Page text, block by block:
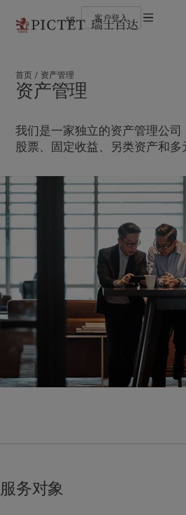
sg 客户登入
企业评级
加入我们
历史沿革
瑞士百达罗夏蒙园区
机构投资者
另类投资
资产服务
市场深度解读
负责任投资
负责任雇主
基金会
Belgique
Deutschland
France
Italia|
Luxembourg
(en)|
Luxemburg (de)
Monaco (fr)
| Schweiz
Svizzera
United Kingdom
日本
美洲
Bahamas
Canada (en)|Canada (fr)
中东
瑞士百达集团
瑞士百达集团合伙人
奖项
加入我们
瑞士百达罗夏蒙园区
个人
金融
业务范围
财富管理
另类投资
资产服务
洞
最
市场
市场
负责任雇主
首页 资产管理
资产管理
我们是一家独立的资产管理公
股票、固定收益、另类资产和多
服务对象